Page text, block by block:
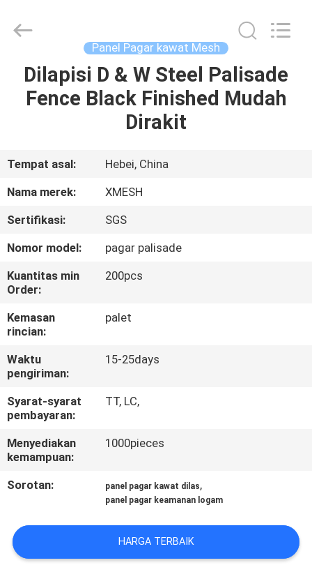
RUMAH
TENTANG
KAMI
TUR
PABRIK
KONTROL
KUALITAS
HUBUNGI
KAMI
PERMINTAAN
PENAWARAN
PRIVACY
MFG
Panel Pagar kawat Mesh
Dilapisi D & W Steel Palisade
Fence Black Finished Mudah
Dirakit
Tempat asal:
Hebei, China
Nama merek:
XMESH
Sertifikasi:
SGS
Nomor model:
pagar palisade
Kuantitas min
Order:
200pcs
Kemasan
rincian:
palet
Waktu
pengiriman:
15-25days
Syarat-syarat
pembayaran:
TT, LC,
Menyediakan
kemampuan:
1000pieces
Sorotan: panel pagar kawat dilas,
panel pagar keamanan logam
HARGA TERBAIK